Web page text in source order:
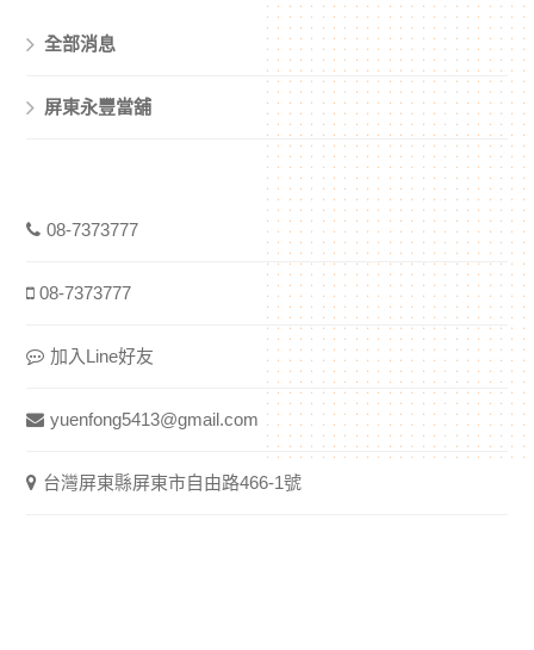
全部消息
屏東永豐當舖
08-7373777
08-7373777
加入Line好友
yuenfong5413@gmail.com
台灣屏東縣屏東市自由路466-1號